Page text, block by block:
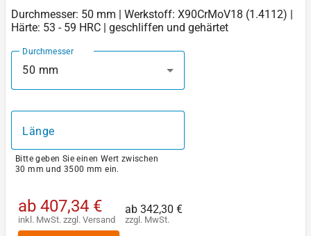
Durchmesser: 50 mm | Werkstoff: X90CrMoV18 (1.4112) |
Härte: 53 - 59 HRC | geschliffen und gehärtet
Durchmesser
50 mm
Länge
Bitte geben Sie einen Wert zwischen
30 mm und 3500 mm ein.
ab 407,34 €
inkl. MwSt. zzgl. Versand
ab 342,30 €
zzgl. MwSt.